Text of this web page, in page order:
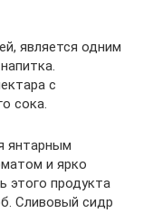
является одним
с
сока.
янтарным
и ярко
этого продукта
Сливовый сидр